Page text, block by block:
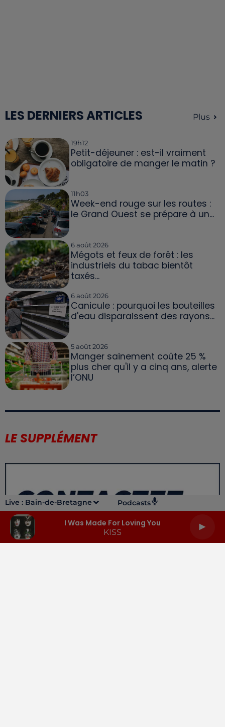
Live : Bain-de-Bretagne Podcasts
I Was Made For Loving You
KISS
LES DERNIERS ARTICLES Plus
19h12
Petit-déjeuner : est-il vraiment
obligatoire de manger le matin ?
11h03
Week-end rouge sur les routes :
le Grand Ouest se prépare à un...
6 août 2026
Mégots et feux de forêt : les
industriels du tabac bientôt
taxés...
6 août 2026
Canicule : pourquoi les bouteilles
d'eau disparaissent des rayons...
5 août 2026
Manger sainement coûte 25 %
plus cher qu'il y a cinq ans, alerte
l’ONU
LE SUPPLÉMENT